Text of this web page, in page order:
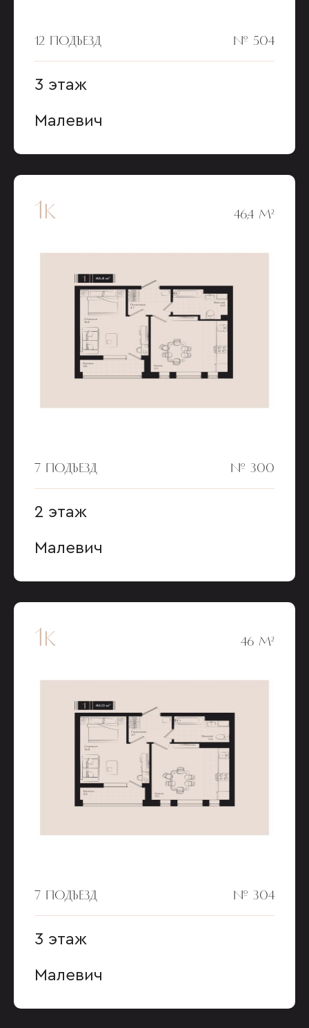
12 ПОДЪЕЗД № 504
3 этаж
Малевич
1к 46,4 М²
7 ПОДЪЕЗД № 300
2 этаж
Малевич
1к 46 М²
7 ПОДЪЕЗД № 304
3 этаж
Малевич